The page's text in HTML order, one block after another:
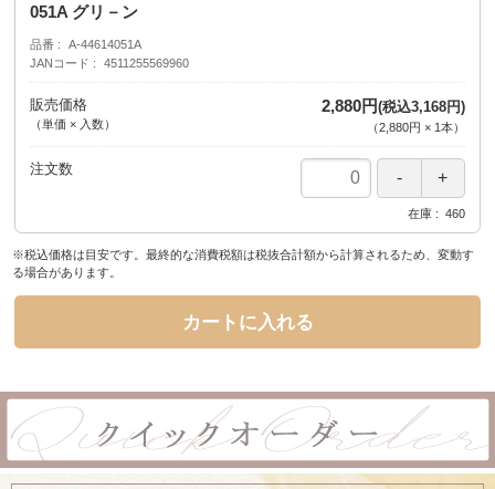
051A グリ－ン
品番
A-44614051A
JANコード
4511255569960
販売価格
（単価 × 入数）
2,880円(税込3,168円)
（2,880円 × 1本）
注文数
在庫 460
※税込価格は目安です。最終的な消費税額は税抜合計額から計算されるため、変動す
る場合があります。
カートに入れる